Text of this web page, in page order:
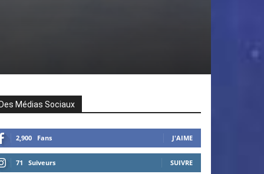
Médias Sociaux
2,900 Fans J'AIME
71 Suiveurs SUIVRE